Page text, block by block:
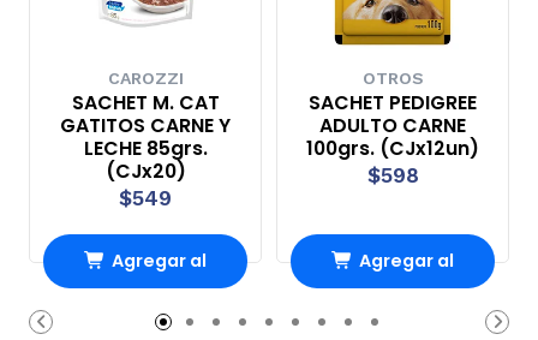
CAROZZI
SACHET M. CAT
GATITOS CARNE Y
LECHE 85grs.
(CJx20)
$549
Agregar al
Carro
OTROS
SACHET PEDIGREE
ADULTO CARNE
100grs. (CJx12un)
$598
Agregar al
Carro